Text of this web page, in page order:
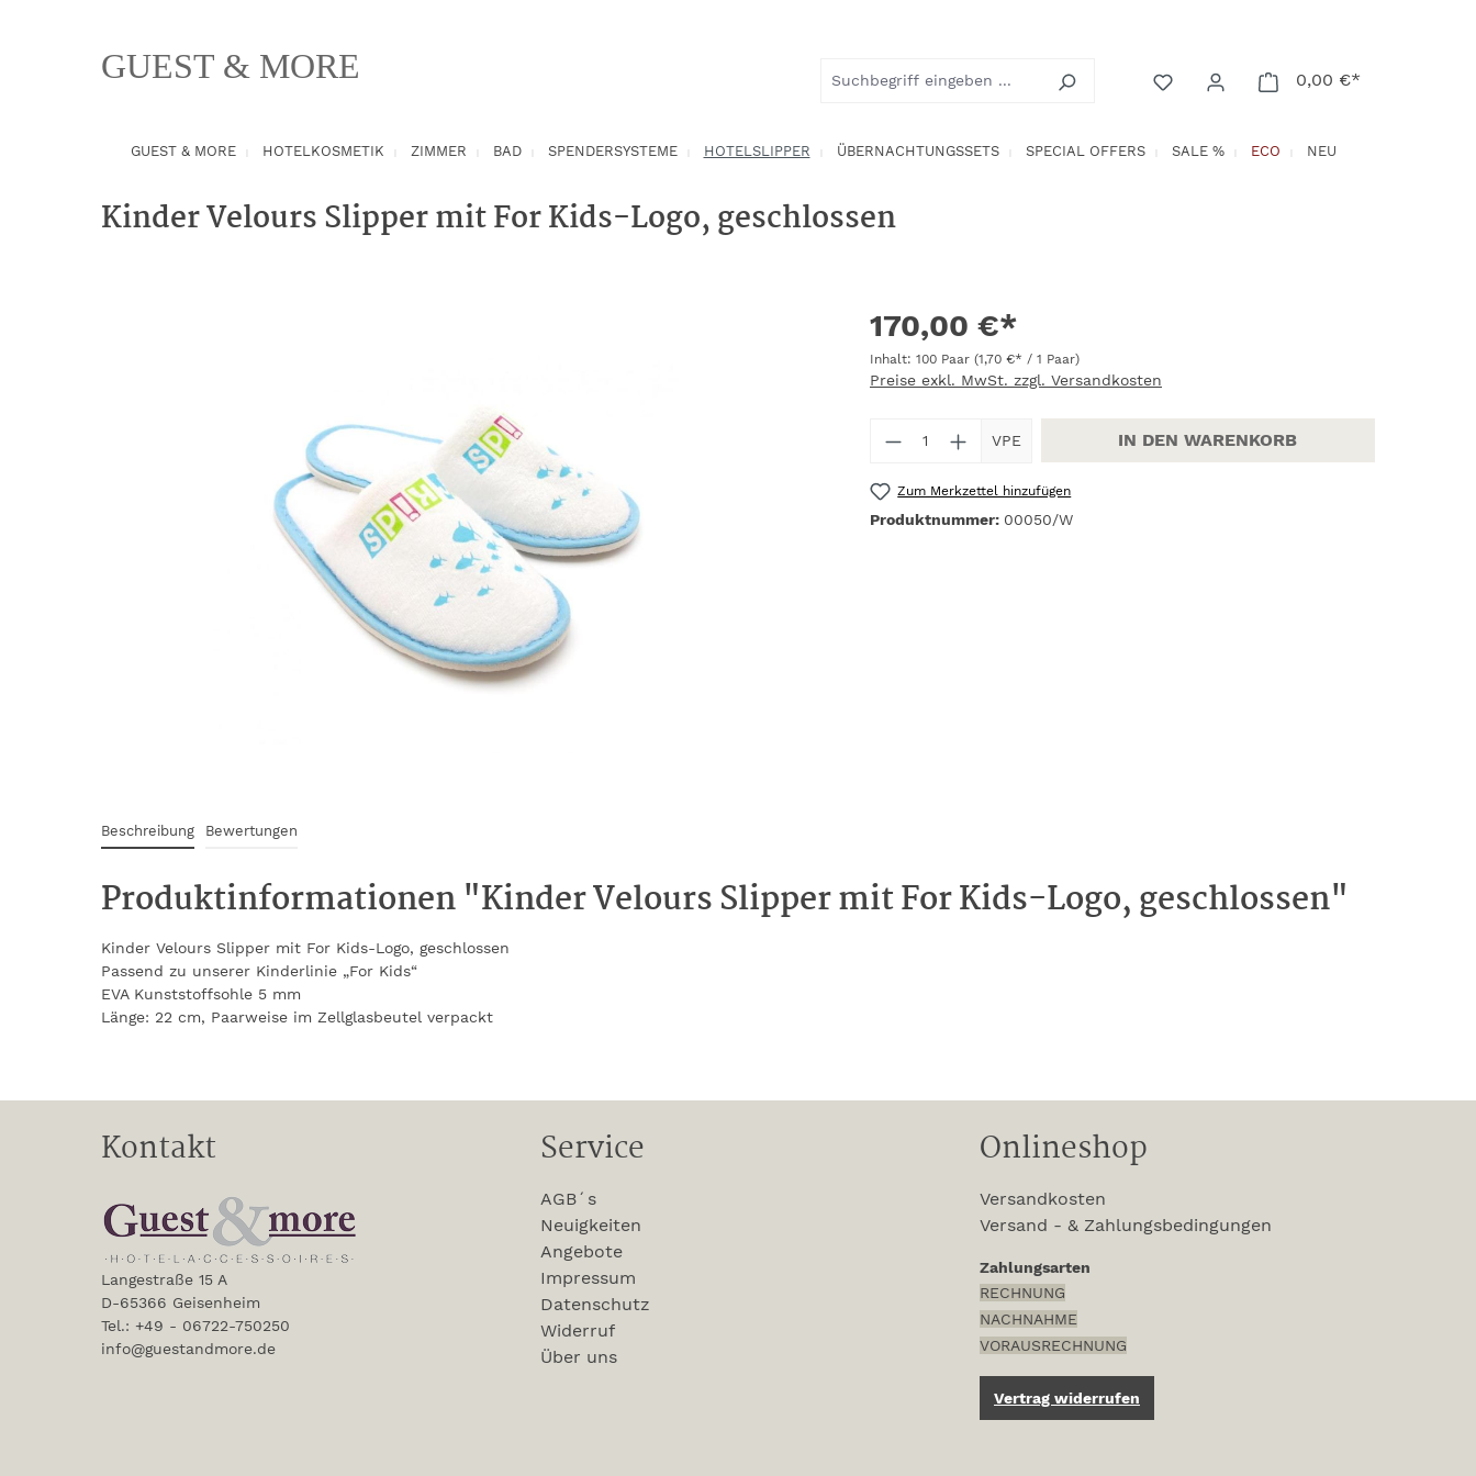
GUEST & MORE 0,00 €*
GUEST & MORE HOTELKOSMETIK ZIMMER BAD SPENDERSYSTEME HOTELSLIPPER ÜBERNACHTUNGSSETS SPECIAL OFFERS SALE % ECO NEU
Kinder Velours Slipper mit For Kids-Logo, geschlossen
170,00 €*
Inhalt: 100 Paar (1,70 €* / 1 Paar)
Preise exkl. MwSt. zzgl. Versandkosten
Produkt Anzahl: Gib den gewünschten Wert
VPE IN DEN WARENKORB
Zum Merkzettel hinzufügen
Produktnummer: 00050/W
Beschreibung Bewertungen
Produktinformationen "Kinder Velours Slipper mit For Kids-Logo, geschlossen"
Kinder Velours Slipper mit For Kids-Logo, geschlossen
Passend zu unserer Kinderlinie „For Kids“
EVA Kunststoffsohle 5 mm
Länge: 22 cm, Paarweise im Zellglasbeutel verpackt
Kontakt
Langestraße 15 A
D-65366 Geisenheim
Tel.: +49 - 06722-750250
info@guestandmore.de
Service
AGB´s
Neuigkeiten
Angebote
Impressum
Datenschutz
Widerruf
Über uns
Onlineshop
Versandkosten
Versand - & Zahlungsbedingungen
Zahlungsarten
RECHNUNG
NACHNAHME
VORAUSRECHNUNG
Vertrag widerrufen